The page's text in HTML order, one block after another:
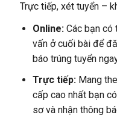
Trực tiếp, xét tuyển –
Online:Các bạn có
vấn ở cuối bài để
báo trúng tuyển
Trực tiếp: Mang
cấp cao nhất bạn
sơ và nhận thông